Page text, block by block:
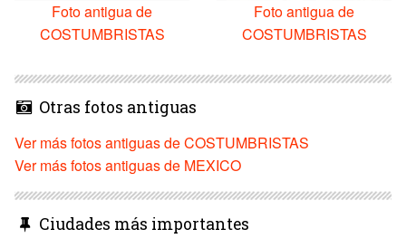
Foto antigua de
COSTUMBRISTAS
Foto antigua de
COSTUMBRISTAS
Otras fotos antiguas
Ver más fotos antiguas de COSTUMBRISTAS
Ver más fotos antiguas de MEXICO
Ciudades más importantes